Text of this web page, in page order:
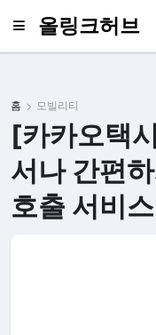
올링크허브
홈 모빌리티
[카카오택
서나 간편
호출 서비스